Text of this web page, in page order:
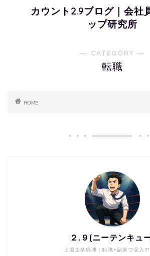
カウント2.9ブログ｜会社
ップ研究所
― CATEGORY ―
転職
HOME
上場企業経理｜転職×副業で収入
２.９(ニーテンキュ